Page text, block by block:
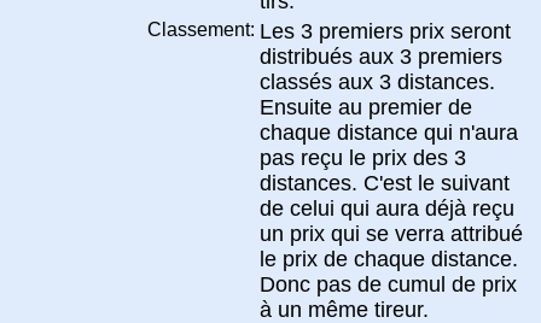
Classement: Les 3 premiers prix seront
distribués aux 3 premiers
classés aux 3 distances.
Ensuite au premier de
chaque distance qui n'aura
pas reçu le prix des 3
distances. C'est le suivant
de celui qui aura déjà reçu
un prix qui se verra attribué
le prix de chaque distance.
Donc pas de cumul de prix
à un même tireur.